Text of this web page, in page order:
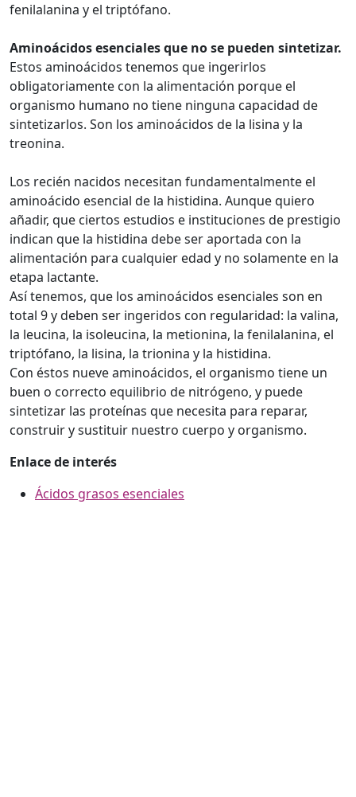
fenilalanina y el triptófano.
Aminoácidos esenciales que no se pueden sintetizar.
Estos aminoácidos tenemos que ingerirlos
obligatoriamente con la alimentación porque el
organismo humano no tiene ninguna capacidad de
sintetizarlos. Son los aminoácidos de la lisina y la
treonina.
Los recién nacidos necesitan fundamentalmente el
aminoácido esencial de la histidina. Aunque quiero
añadir, que ciertos estudios e instituciones de prestigio
indican que la histidina debe ser aportada con la
alimentación para cualquier edad y no solamente en la
etapa lactante.
Así tenemos, que los aminoácidos esenciales son en
total 9 y deben ser ingeridos con regularidad: la valina,
la leucina, la isoleucina, la metionina, la fenilalanina, el
triptófano, la lisina, la trionina y la histidina.
Con éstos nueve aminoácidos, el organismo tiene un
buen o correcto equilibrio de nitrógeno, y puede
sintetizar las proteínas que necesita para reparar,
construir y sustituir nuestro cuerpo y organismo.
Enlace de interés
Ácidos grasos esenciales